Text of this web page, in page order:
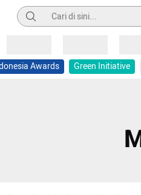
Pencarian
Awards Green Initiative